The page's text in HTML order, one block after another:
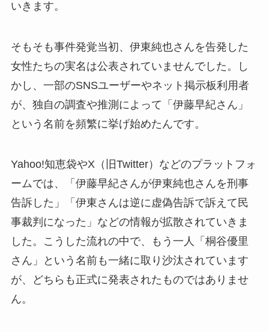
いきます。
そもそも事件発覚当初、伊東純也さんを告発した
女性たちの実名は公表されていませんでした。し
かし、一部のSNSユーザーやネット掲示板利用者
が、独自の調査や推測によって「伊藤早紀さん」
という名前を頻繁に挙げ始めたんです。
Yahoo!知恵袋やX（旧Twitter）などのプラットフォ
ームでは、「伊藤早紀さんが伊東純也さんを刑事
告訴した」「伊東さんは逆に虚偽告訴で訴えて民
事裁判になった」などの情報が拡散されていきま
した。こうした流れの中で、もう一人「桐谷優里
さん」という名前も一緒に取り沙汰されています
が、どちらも正式に発表されたものではありませ
ん。